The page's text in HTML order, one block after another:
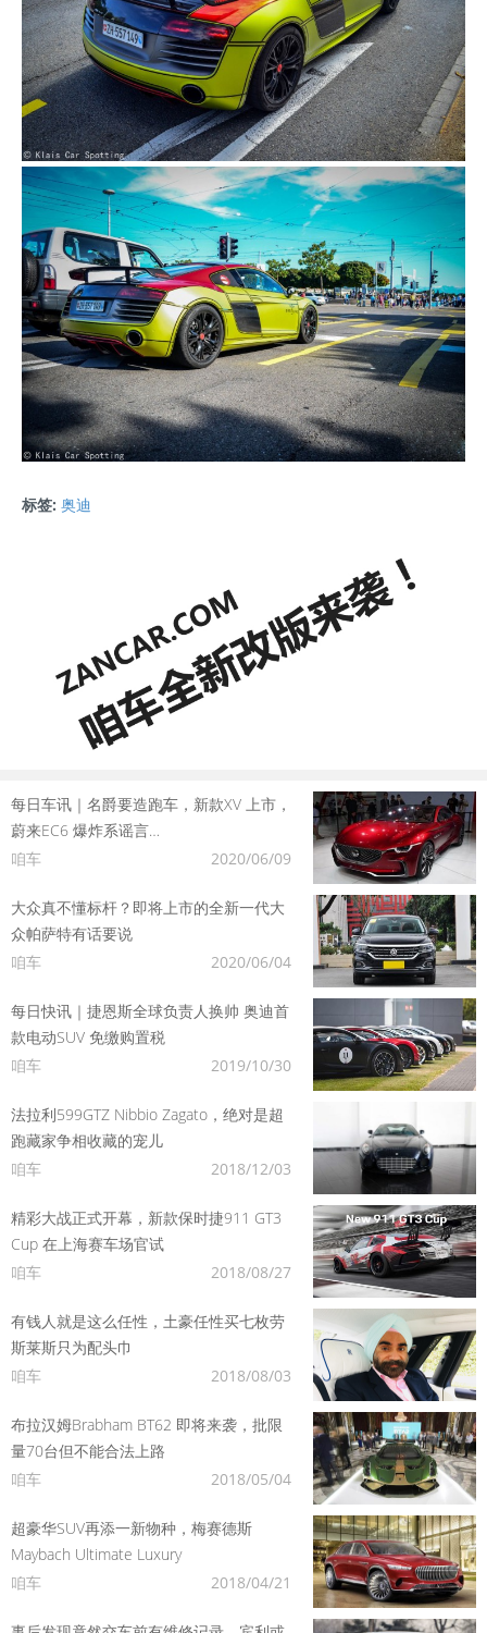
标签: 奥迪
每日车讯｜名爵要造跑车，新款XV 上市，
蔚来EC6 爆炸系谣言…
咱车
2020/06/09
大众真不懂标杆？即将上市的全新一代大
众帕萨特有话要说
咱车
2020/06/04
每日快讯｜捷恩斯全球负责人换帅 奥迪首
款电动SUV 免缴购置税
咱车
2019/10/30
法拉利599GTZ Nibbio Zagato，绝对是超
跑藏家争相收藏的宠儿
咱车
2018/12/03
精彩大战正式开幕，新款保时捷911 GT3
Cup 在上海赛车场官试
咱车
2018/08/27
有钱人就是这么任性，土豪任性买七枚劳
斯莱斯只为配头巾
咱车
2018/08/03
布拉汉姆Brabham BT62 即将来袭，批限
量70台但不能合法上路
咱车
2018/05/04
超豪华SUV再添一新物种，梅赛德斯
Maybach Ultimate Luxury
咱车
2018/04/21